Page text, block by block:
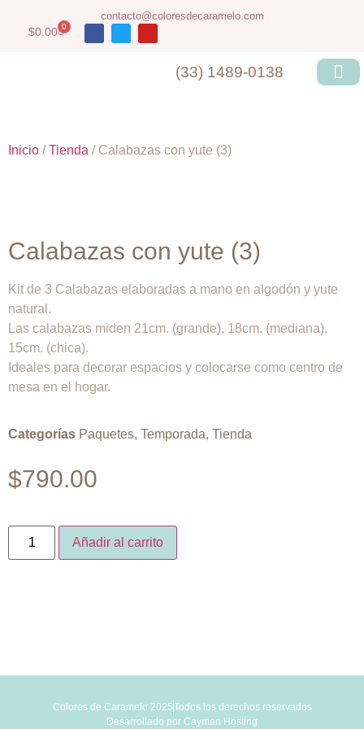
contacto@coloresdecaramelo.com
$0.00 0
(33) 1489-0138
Inicio /Tienda / Calabazas con yute (3)
Calabazas con yute (3)
Kit de 3 Calabazas elaboradas a mano en algodón y yute
natural.
Las calabazas miden 21cm. (grande), 18cm. (mediana),
15cm. (chica).
Ideales para decorar espacios y colocarse como centro de
mesa en el hogar.
Categorías Paquetes, Temporada, Tienda
$790.00
Añadir al carrito
Colores de Caramelo 2025Todos los derechos reservados
Desarrollado por Cayman Hosting